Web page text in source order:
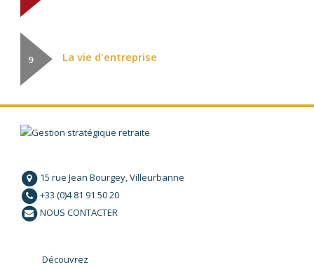
La vie d'entreprise
9
15 rue Jean Bourgey, Villeurbanne
+33 (0)4 81 91 50 20
NOUS CONTACTER
Découvrez